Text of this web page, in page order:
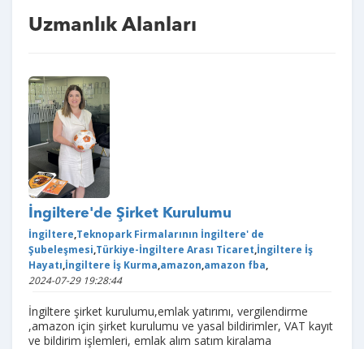
Uzmanlık Alanları
İngiltere'de Şirket Kurulumu
İngiltere Teknopark Firmalarının İngiltere' de
Şubeleşmesi Türkiye-İngiltere Arası Ticaret İngiltere İş
Hayatı İngiltere İş Kurma amazon amazon fba
2024-07-29 19:28:44
İngiltere şirket kurulumu,emlak yatırımı, vergilendirme
,amazon için şirket kurulumu ve yasal bildirimler, VAT kayıt
ve bildirim işlemleri, emlak alım satım kiralama